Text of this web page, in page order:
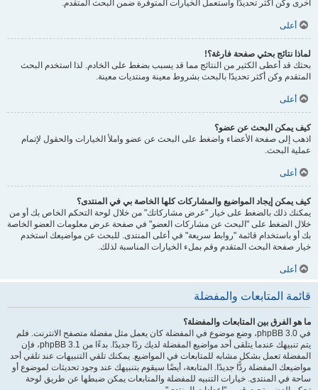
أخرى وكن أكثر تحديدًا واستعمل الخيارات المتوفرة ضمن البحث المتقدم.
أعلى
لماذا نتائج بحثي صفحة فارغة؟!
بحثك قد أعطى الكثير من النتائج مما قد يسبب بضغط على الخادم. لذا استخدم البحث
المتقدم وكن أكثر تحديدًا بالبحث بشروط معينة ومنتديات معينة.
أعلى
كيف يمكن البحث عن عضو؟
اذهب إلى صفحة الأعضاء واضغط على البحث عن عضو واملأ الخيارات والحقول لإتمام
عملية البحث.
أعلى
كيف يمكن إيجاد المواضيع والمشاركات كلها الخاصة بي في المنتدى؟
يمكنك ذلك بالضغط على خيار "عرض مشاركاتك" من خلال لوحة التحكم الخاص بك أو من
خلال الضغط على "البحث عن مشاركات العضو" في صفحة عرض معلومات العضو الخاصة
بك أو باستخدام قائمة "روابط سريعة" في أعلى المنتدى. للبحث عن مواضيعك استخدم
خيار صفحة البحث المتقدم وقم بملء الخيارات المناسبة لذلك.
أعلى
قائمة المتابعات والمفضلة
ما هو الفرق بين المتابعات والمفضلة؟
في phpBB 3.0، وضع موضوع في المفضلة كان يعمل مثل مفضلة متصفح الانترنت. فلم
يتم تنبيهك عندما يتلقى أحد مواضيع المفضلة لديك ردًا جديدًا. بدءًا من phpBB 3.1، فإن
المفضلة تعمل بشكل مشابه للمتابعات في المواضيع. يمكنك تلقي التنبيهات عند تلقي أحد
مواضيعك المفضلة ردًّا جديدًا. المتابعة، أيضًا سيقوم بتنبيهك عند وجود تحديثات لموضوع أو
ساحة في المنتدى. خيارات التنبيه للمفضلة والمتابعات يمكن ضبطها عن طريق لوحة